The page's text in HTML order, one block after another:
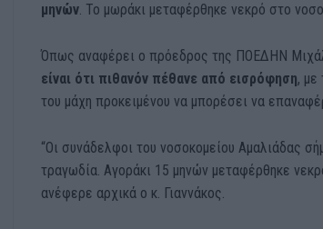
μηνών. Το μωράκι μεταφέρθηκε νεκρό στο
Όπως αναφέρει ο πρόεδρος της ΠΟΕΔΗΝ
είναι ότι πιθανόν πέθανε από εισρόφηση, με
του μάχη προκειμένου να μπορέσει να
“Οι συνάδελφοι του νοσοκομείου Αμαλιάδας
τραγωδία. Αγοράκι 15 μηνών μεταφέρθηκε
ανέφερε αρχικά ο κ. Γιαννάκος.